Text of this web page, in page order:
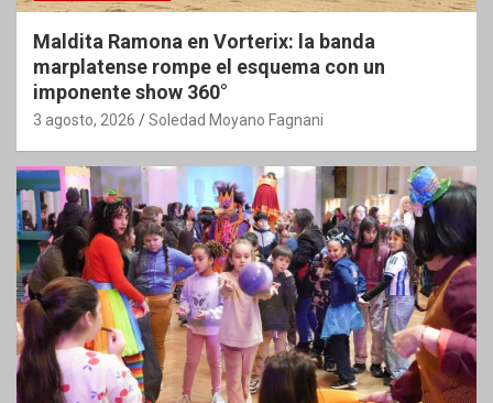
Maldita Ramona en Vorterix: la banda
marplatense rompe el esquema con un
imponente show 360°
3 agosto, 2026 Soledad Moyano Fagnani